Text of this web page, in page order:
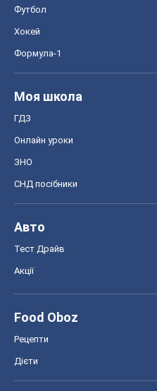
Футбол
Хокей
Формула-1
Моя школа
ГДЗ
Онлайн уроки
ЗНО
СНД посібники
Авто
Тест Драйв
Акції
Food Oboz
Рецепти
Дієти